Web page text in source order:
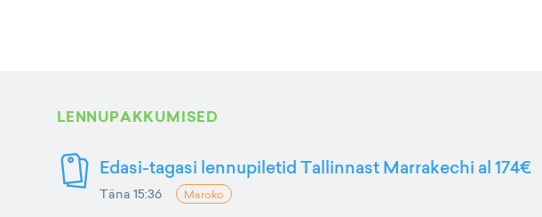
LENNUPAKKUMISED
Edasi-tagasi lennupiletid Tallinnast Marrakechi al 174€
Täna 15:36 Maroko